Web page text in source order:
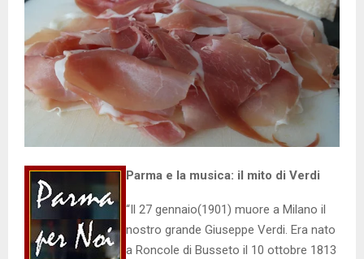
Parma e la musica: il mito di Verdi
“Il 27 gennaio(1901) muore a Milano il
nostro grande Giuseppe Verdi. Era nato
a Roncole di Busseto il 10 ottobre 1813